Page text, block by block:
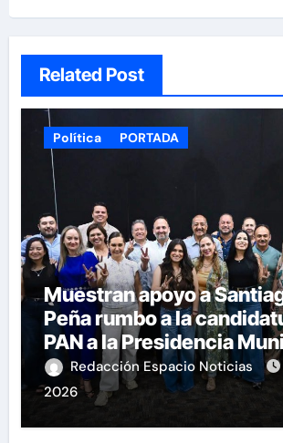
Related Post
Política PORTADA
Muestran apoyo a
Peña rumbo a la
PAN a la Presidencia
Redacción Espacio Noticias
2026